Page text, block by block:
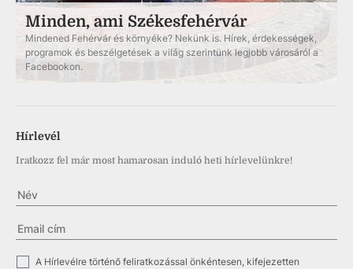
Minden, ami Székesfehérvár
Mindened Fehérvár és környéke? Nekünk is. Hírek, érdekességek,
programok és beszélgetések a világ szerintünk legjobb városáról a
Facebookon.
Hírlevél
Iratkozz fel már most hamarosan induló heti hírlevelünkre!
A Hírlevélre történő feliratkozással önkéntesen, kifejezetten